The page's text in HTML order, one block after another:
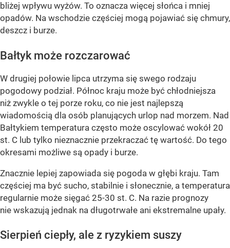
bliżej wpływu wyżów. To oznacza więcej słońca i mniej
opadów. Na wschodzie częściej mogą pojawiać się chmury,
deszcz i burze.
Bałtyk może rozczarować
W drugiej połowie lipca utrzyma się swego rodzaju
pogodowy podział. Północ kraju może być chłodniejsza
niż zwykle o tej porze roku, co nie jest najlepszą
wiadomością dla osób planujących urlop nad morzem. Nad
Bałtykiem temperatura często może oscylować wokół 20
st. C lub tylko nieznacznie przekraczać tę wartość. Do tego
okresami możliwe są opady i burze.
Znacznie lepiej zapowiada się pogoda w głębi kraju. Tam
częściej ma być sucho, stabilnie i słonecznie, a temperatura
regularnie może sięgać 25-30 st. C. Na razie prognozy
nie wskazują jednak na długotrwałe ani ekstremalne upały.
Sierpień ciepły, ale z ryzykiem suszy